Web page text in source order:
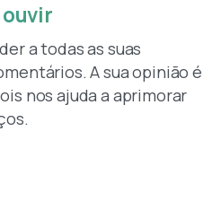
a todas as suas
A sua opinião é
nos ajuda a aprimorar